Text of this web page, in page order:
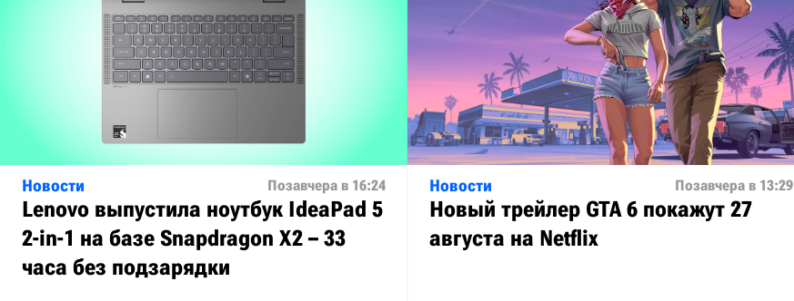
Новости Позавчера в 16:24
Lenovo выпустила ноутбук IdeaPad 5
2-in-1 на базе Snapdragon X2 – 33
часа без подзарядки
Новости Позавчера в 13:29
Новый трейлер GTA 6 покажут 27
августа на Netflix